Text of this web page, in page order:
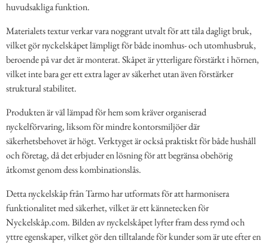
huvudsakliga funktion.
Materialets textur verkar vara noggrant utvalt för att tåla dagligt bruk,
vilket gör nyckelskåpet lämpligt för både inomhus- och utomhusbruk,
beroende på var det är monterat. Skåpet är ytterligare förstärkt i hörnen,
vilket inte bara ger ett extra lager av säkerhet utan även förstärker
struktural stabilitet.
Produkten är väl lämpad för hem som kräver organiserad
nyckelförvaring, liksom för mindre kontorsmiljöer där
säkerhetsbehovet är högt. Verktyget är också praktiskt för både hushåll
och företag, då det erbjuder en lösning för att begränsa obehörig
åtkomst genom dess kombinationslås.
Detta nyckelskåp från Tarmo har utformats för att harmonisera
funktionalitet med säkerhet, vilket är ett kännetecken för
Nyckelskåp.com. Bilden av nyckelskåpet lyfter fram dess rymd och
yttre egenskaper, vilket gör den tilltalande för kunder som är ute efter en